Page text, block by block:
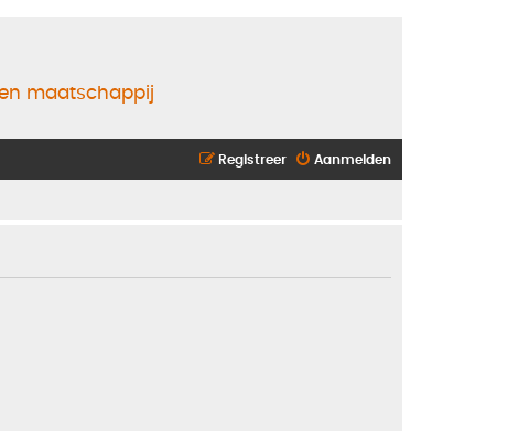
maatschappij
Aanmelden
Registreer